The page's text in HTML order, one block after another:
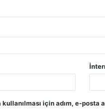
için adım, e-posta